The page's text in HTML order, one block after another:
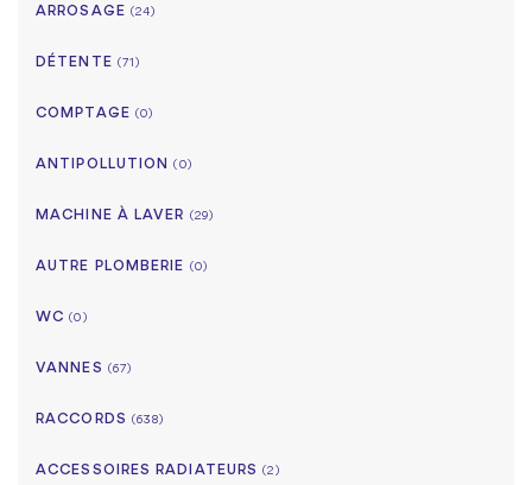
ARROSAGE (24)
DÉTENTE (71)
COMPTAGE (0)
ANTIPOLLUTION(0)
MACHINE À LAVER (29)
AUTRE PLOMBERIE (0)
WC(0)
VANNES (67)
RACCORDS (638)
ACCESSOIRES RADIATEURS(2)